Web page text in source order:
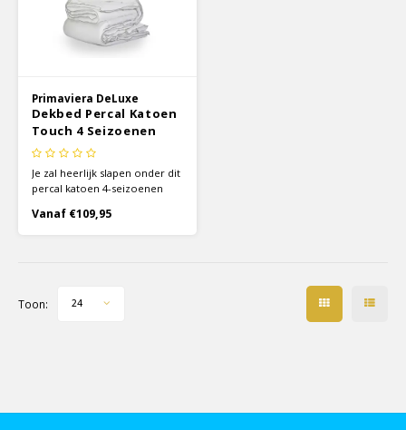
Primaviera DeLuxe
Dekbed Percal Katoen
Touch 4 Seizoenen
Je zal heerlijk slapen onder dit
percal katoen 4-seizoenen
Deluxe! Het dekbed is gemaakt
van luxe materialen wat voor
Vanaf €109,95
Toon: 24